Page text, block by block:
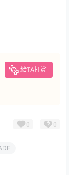
給TA打賞
0 0